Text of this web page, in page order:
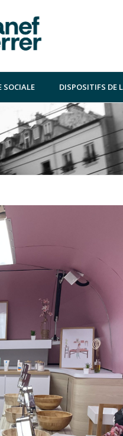
SOCIALE DISPOSITIFS DE